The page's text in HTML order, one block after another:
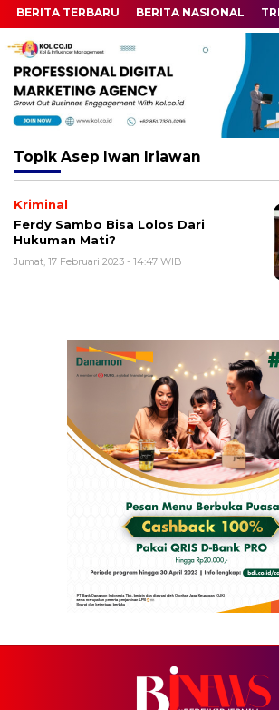
BERITA TERBARU BERITA NASIONAL
Topik Asep Iwan Iriawan
Kriminal
Ferdy Sambo Bisa Lolos Dari
Hukuman Mati?
Jumat, 17 Februari 2023 - 14:47 WIB